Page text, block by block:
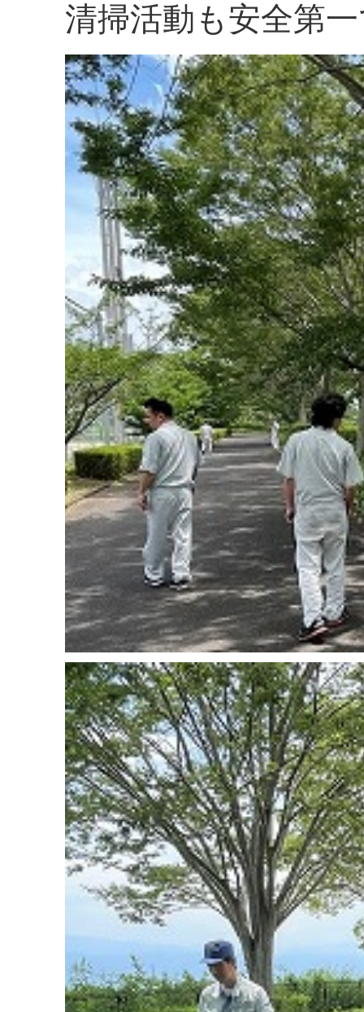
清掃活動も安全第